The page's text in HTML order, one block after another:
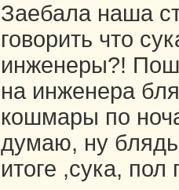
Заебала наша
говорить что
инженеры?!
на инженера
кошмары по
думаю, ну
итоге ,сука, пол